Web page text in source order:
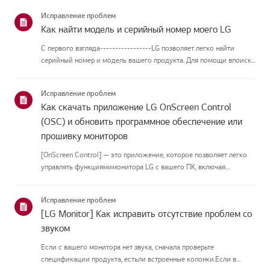
Исправление проблем
Как найти модель и серийный номер моего LG
С первого взгляда-----------------LG позволяет легко найти
серийный номер и модель вашего продукта. Для помощи впоиске
руководство создано...
Исправление проблем
Как скачать приложение LG OnScreen Control
(OSC) и обновить программное обеспечение или
прошивку мониторов
[OnScreen Control] — это приложение, которое позволяет легко
управлять функциямимонитора LG с вашего ПК, включая
приложение для вашей ...
Исправление проблем
[LG Monitor] Как исправить отсутствие проблем со
звуком
Если с вашего монитора нет звука, сначала проверьте
спецификации продукта, естьли встроенные колонки.Если в